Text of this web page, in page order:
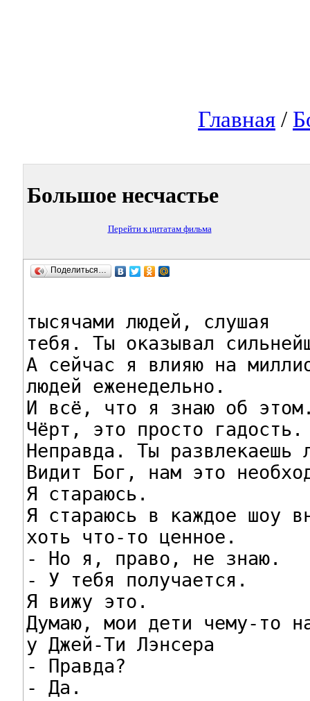
Главная /
Большое несчастье
Перейти к цитатам фильма
Поделиться…
тысячами людей, слушая
тебя. Ты оказывал
А сейчас я влияю на
людей еженедельно.
И всё, что я знаю об
Чёрт, это просто гадость.
Неправда. Ты развлекаешь
Видит Бог, нам это
Я стараюсь.
Я стараюсь в каждое шоу
хоть что-то ценное.
- Но я, право, не знаю.
- У тебя получается.
Я вижу это.
Думаю, мои дети чему-то
у Джей-Ти Лэнсера
- Правда?
- Да.